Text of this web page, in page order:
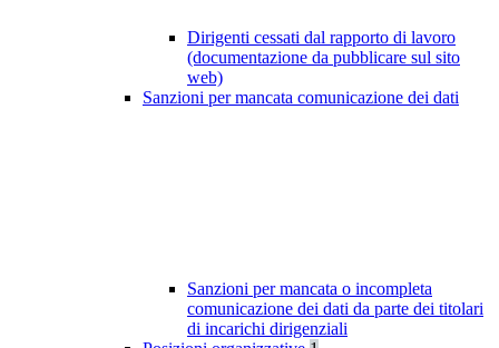
Dirigenti cessati dal rapporto di lavoro
(documentazione da pubblicare sul sito
web)
Sanzioni per mancata comunicazione dei dati
Sanzioni per mancata o incompleta
comunicazione dei dati da parte dei titolari
di incarichi dirigenziali